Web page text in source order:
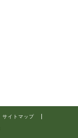
サイトマップ